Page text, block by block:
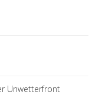
Unwetterfront